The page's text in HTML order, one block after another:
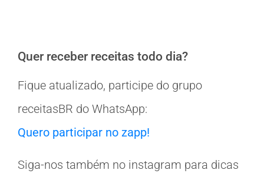
Quer receber receitas todo dia?
Fique atualizado, participe do grupo
receitasBR do WhatsApp:
Quero participar no zapp!
Siga-nos também no instagram para dicas